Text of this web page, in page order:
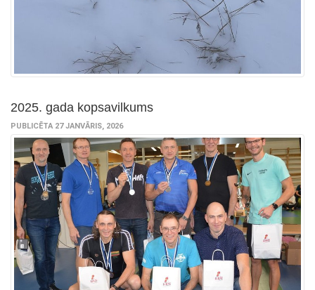
2025. gada kopsavilkums
PUBLICĒTA 27 JANVĀRIS, 2026